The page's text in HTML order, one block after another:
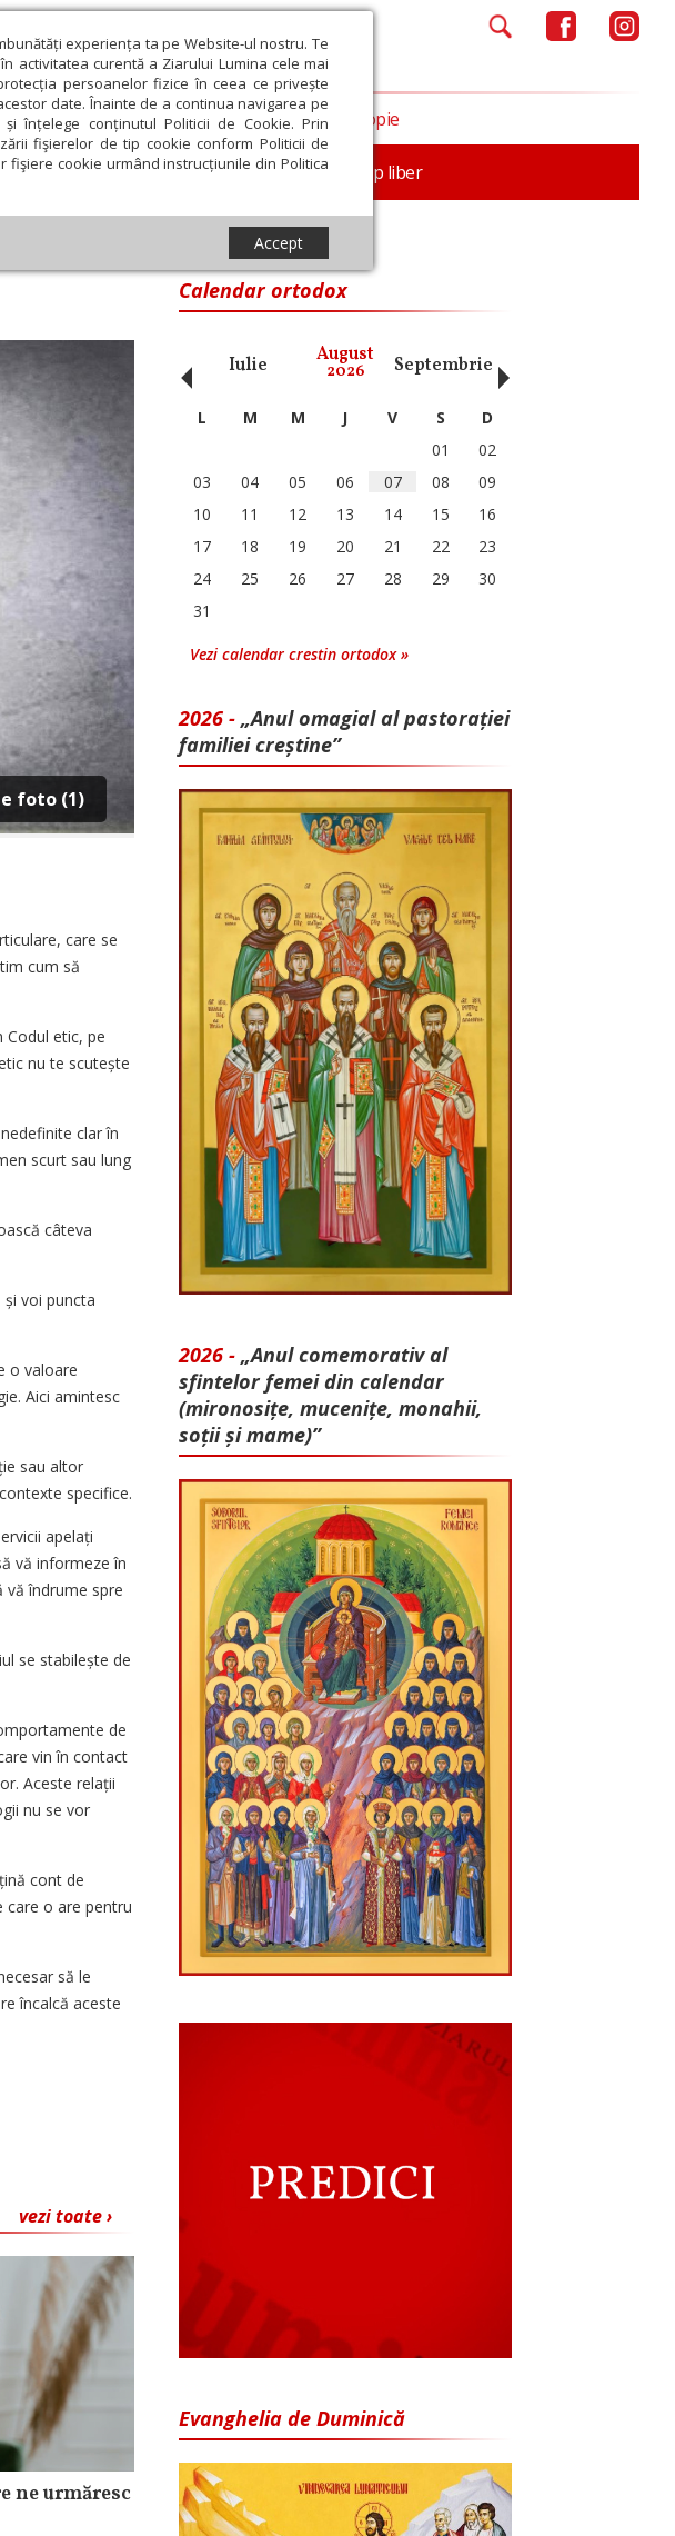
experiența ta pe Website-ul nostru. Te
activitatea curentă a Ziarului Lumina cele mai
persoanelor fizice în ceea ce privește
date. Înainte de a continua navigarea pe
înțelege conținutul Politicii de Cookie. Prin
fişierelor de tip cookie conform Politicii de
fişiere cookie urmând instrucțiunile din Politica
Accept
Societate
Religie și știință Familie Timp liber
Opinii Filantropie
foto (1)
care se
cum să
Codul etic, pe
nu te scutește
clar în
scurt sau lung
câteva
voi puncta
o valoare
Aici amintesc
sau altor
specifice.
apelați
vă informeze în
vă îndrume spre
se stabilește de
de
vin în contact
Aceste relații
nu se vor
cont de
care o are pentru
să le
încalcă aceste
vezi toate ›
ne urmăresc
Calendar ortodox
Iulie August
2026 Septembrie Octombrie
‹ L M M J V S
D
01
02
03
04 05 06 07 08
09
10
11 12 13 14 15
16
17
18 19 20 21 22
23
24
25 26 27 28 29
30
31
Vezi calendar crestin ortodox »
2026 - „Anul omagial al pastorației
familiei creștine”
2026 - „Anul comemorativ al
sfintelor femei din calendar
(mironosițe, mu­cenițe, monahii,
soții și mame)”
Evanghelia de Duminică